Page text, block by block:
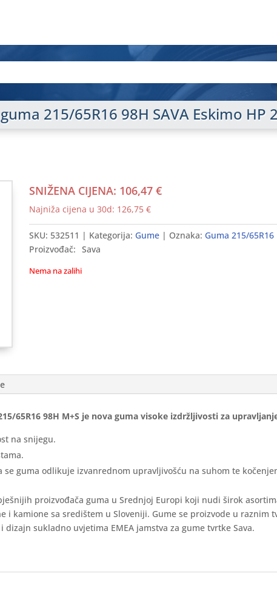
215/65R16 98H SAVA Eskimo HP 2
SNIŽENA CIJENA: 106,47 €
Najniža cijena u 30d: 126,75 €
SKU: 532511 Kategorija: Gume Oznaka: Guma 215/65R16
Proizvođač: Sava
Nema na zalihi
65R16 98H M+S je nova guma visoke izdržljivosti za
na snijegu.
se guma odlikuje izvanrednom upravljivošću na suhom te
proizvođača guma u Srednjoj Europi koji nudi širok
i kamione sa središtem u Sloveniji. Gume se proizvode u raznim
sukladno uvjetima EMEA jamstva za gume tvrtke Sava.